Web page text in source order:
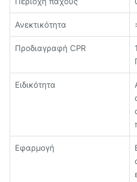
Ανεκτικότητα
Προδιαγραφή CPR
Ειδικότητα
Εφαρμογή